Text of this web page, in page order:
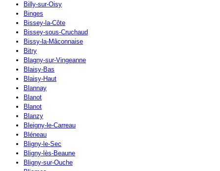
Billy-sur-Oisy
Binges
Bissey-la-Côte
Bissey-sous-Cruchaud
Bissy-la-Mâconnaise
Bitry
Blagny-sur-Vingeanne
Blaisy-Bas
Blaisy-Haut
Blannay
Blanot
Blanot
Blanzy
Bleigny-le-Carreau
Bléneau
Bligny-le-Sec
Bligny-lès-Beaune
Bligny-sur-Ouche